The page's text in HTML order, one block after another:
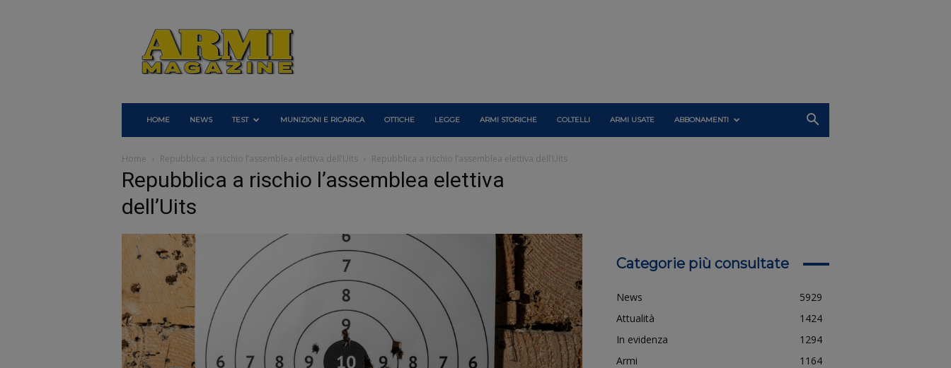
Armi
Magazine
HOME NEWS TEST MUNIZIONI E RICARICA OTTICHE LEGGE ARMI STORICHE COLTELLI ARMI USATE ABBONAMENTI
Home Repubblica: a rischio l’assemblea elettiva dell’Uits Repubblica a rischio l’assemblea elettiva dell’Uits
Repubblica a rischio l’assemblea elettiva
dell’Uits
Categorie più consultate
News
5929
Attualità
1424
In evidenza
1294
Armi
1164